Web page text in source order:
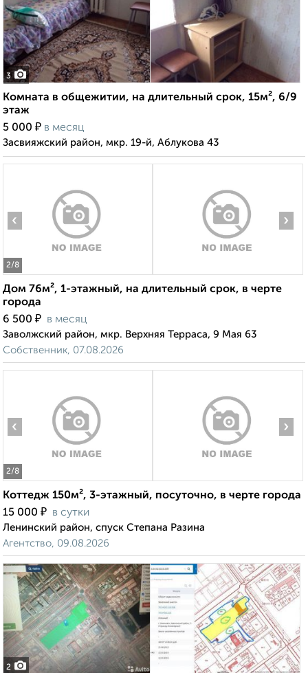
3
Комната в общежитии, на длительный срок, 15м², 6/9
этаж
5 000 ₽ в месяц
Засвияжский район, мкр. 19-й, Аблукова 43
2/8
‹ ›
Дом 76м², 1-этажный, на длительный срок, в черте
города
6 500 ₽ в месяц
Заволжский район, мкр. Верхняя Терраса, 9 Мая 63
Собственник, 07.08.2026
2/8
‹ ›
Коттедж 150м², 3-этажный, посуточно, в черте города
15 000 ₽ в сутки
Ленинский район, спуск Степана Разина
Агентство, 09.08.2026
2